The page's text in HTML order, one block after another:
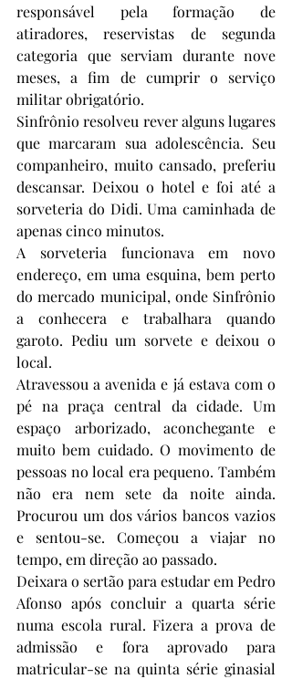
responsável pela formação de
atiradores, reservistas de segunda
categoria que serviam durante nove
meses, a fim de cumprir o serviço
militar obrigatório.
Sinfrônio resolveu rever alguns lugares
que marcaram sua adolescência. Seu
companheiro, muito cansado, preferiu
descansar. Deixou o hotel e foi até a
sorveteria do Didi. Uma caminhada de
apenas cinco minutos.
A sorveteria funcionava em novo
endereço, em uma esquina, bem perto
do mercado municipal, onde Sinfrônio
a conhecera e trabalhara quando
garoto. Pediu um sorvete e deixou o
local.
Atravessou a avenida e já estava com o
pé na praça central da cidade. Um
espaço arborizado, aconchegante e
muito bem cuidado. O movimento de
pessoas no local era pequeno. Também
não era nem sete da noite ainda.
Procurou um dos vários bancos vazios
e sentou-se. Começou a viajar no
tempo, em direção ao passado.
Deixara o sertão para estudar em Pedro
Afonso após concluir a quarta série
numa escola rural. Fizera a prova de
admissão e fora aprovado para
matricular-se na quinta série ginasial